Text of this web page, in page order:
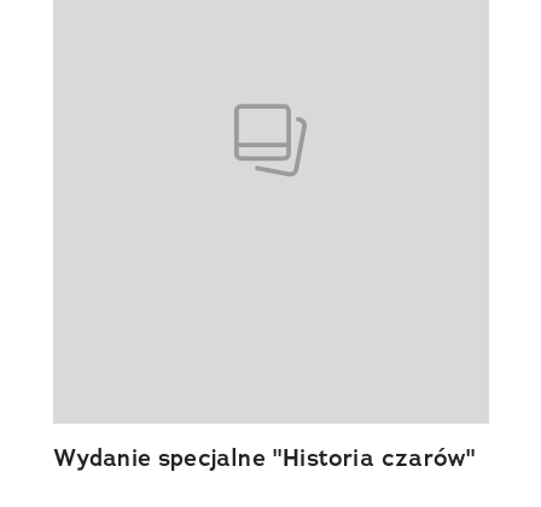
Wydanie specjalne "Historia czarów"